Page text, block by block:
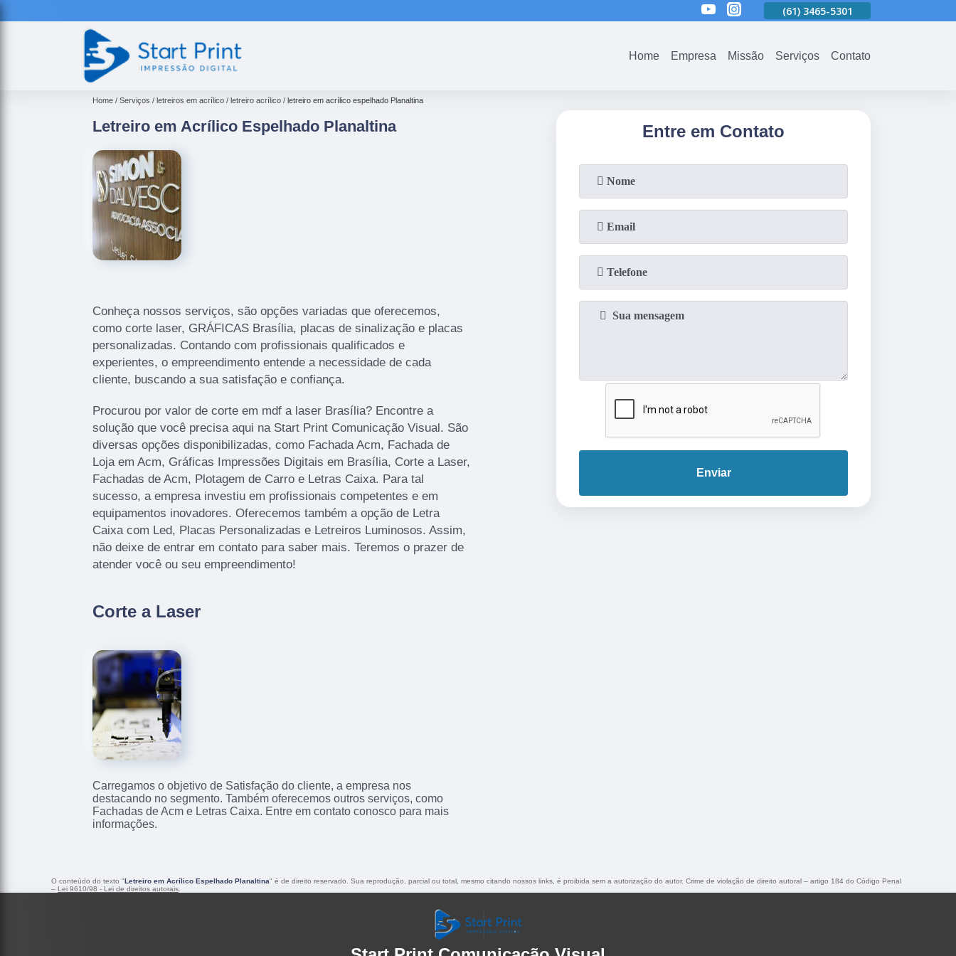
3465-5301 (61)3465-5301
Home Empresa Missão Serviços Contato
Home Serviços letreiros em acrílico letreiro acrílico letreiro em acrílico espelhado Planaltina
Letreiro em Acrílico Espelhado Planaltina
Conheça nossos serviços, são opções variadas que oferecemos,
como corte laser, GRÁFICAS Brasília, placas de sinalização e placas
personalizadas. Contando com profissionais qualificados e
experientes, o empreendimento entende a necessidade de cada
cliente, buscando a sua satisfação e confiança.
Procurou por valor de corte em mdf a laser Brasília? Encontre a
solução que você precisa aqui na Start Print Comunicação Visual. São
diversas opções disponibilizadas, como Fachada Acm, Fachada de
Loja em Acm, Gráficas Impressões Digitais em Brasília, Corte a Laser,
Fachadas de Acm, Plotagem de Carro e Letras Caixa. Para tal
sucesso, a empresa investiu em profissionais competentes e em
equipamentos inovadores. Oferecemos também a opção de Letra
Caixa com Led, Placas Personalizadas e Letreiros Luminosos. Assim,
não deixe de entrar em contato para saber mais. Teremos o prazer de
atender você ou seu empreendimento!
Corte a Laser
Carregamos o objetivo de Satisfação do cliente, a empresa nos
destacando no segmento. Também oferecemos outros serviços, como
Fachadas de Acm e Letras Caixa. Entre em contato conosco para mais
informações.
Entre em Contato
Enviar
O conteúdo do texto "Letreiro em Acrílico Espelhado Planaltina" é de direito reservado. Sua reprodução, parcial ou total, mesmo citando nossos links, é proibida sem a autorização do autor. Crime de violação de direito autoral – artigo 184 do Código Penal
– Lei 9610/98 - Lei de direitos autorais